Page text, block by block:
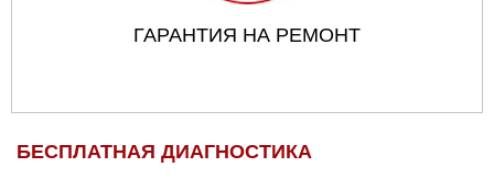
ГАРАНТИЯ НА РЕМОНТ
БЕСПЛАТНАЯ ДИАГНОСТИКА